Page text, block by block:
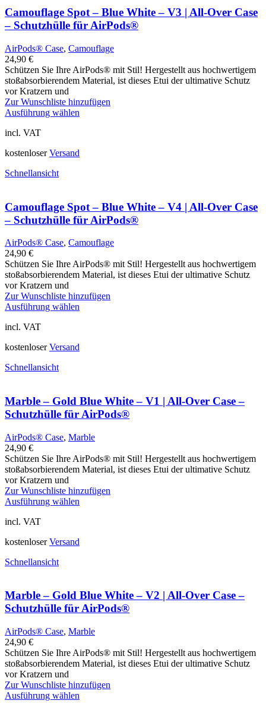
Camouflage Spot – Blue White – V3 | All-Over Case
– Schutzhülle für AirPods®
AirPods® Case, Camouflage
24,90 €
Schützen Sie Ihre AirPods® mit Stil! Hergestellt aus hochwertigem
stoßabsorbierendem Material, ist dieses Etui der ultimative Schutz
vor Kratzern und
Zur Wunschliste hinzufügen
Ausführung wählen
incl. VAT
kostenloserVersand
Schnellansicht
Camouflage Spot – Blue White – V4 | All-Over Case
– Schutzhülle für AirPods®
AirPods® Case, Camouflage
24,90 €
Schützen Sie Ihre AirPods® mit Stil! Hergestellt aus hochwertigem
stoßabsorbierendem Material, ist dieses Etui der ultimative Schutz
vor Kratzern und
Zur Wunschliste hinzufügen
Ausführung wählen
incl. VAT
kostenloserVersand
Schnellansicht
Marble – Gold Blue White – V1 | All-Over Case –
Schutzhülle für AirPods®
AirPods® Case, Marble
24,90 €
Schützen Sie Ihre AirPods® mit Stil! Hergestellt aus hochwertigem
stoßabsorbierendem Material, ist dieses Etui der ultimative Schutz
vor Kratzern und
Zur Wunschliste hinzufügen
Ausführung wählen
incl. VAT
kostenloserVersand
Schnellansicht
Marble – Gold Blue White – V2 | All-Over Case –
Schutzhülle für AirPods®
AirPods® Case, Marble
24,90 €
Schützen Sie Ihre AirPods® mit Stil! Hergestellt aus hochwertigem
stoßabsorbierendem Material, ist dieses Etui der ultimative Schutz
vor Kratzern und
Zur Wunschliste hinzufügen
Ausführung wählen